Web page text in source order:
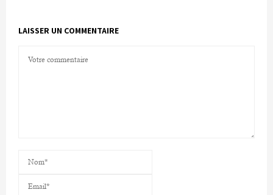
LAISSER UN COMMENTAIRE